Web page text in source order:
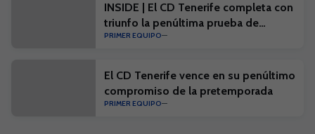
INSIDE | El CD Tenerife completa con
triunfo la penúltima prueba de
pretemporada
PRIMER EQUIPO
El CD Tenerife vence en su penúltimo
compromiso de la pretemporada
PRIMER EQUIPO